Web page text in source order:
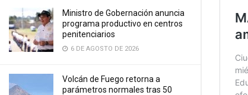
Ministro de Gobernación anuncia
programa productivo en centros
penitenciarios
6 DE AGOSTO DE 2026
Volcán de Fuego retorna a
parámetros normales tras 50